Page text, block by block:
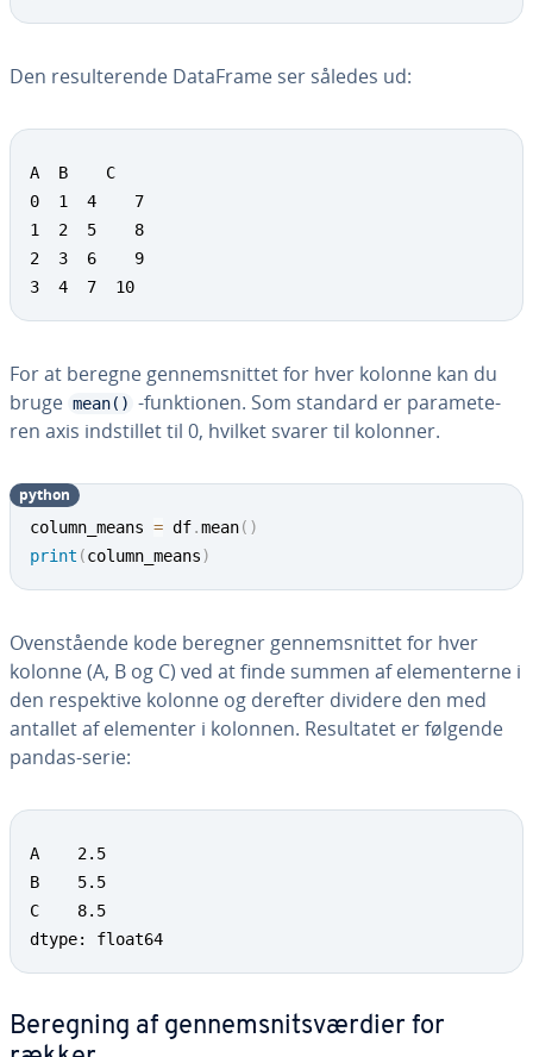
Den re­sul­te­ren­de DataFrame ser således ud:
A  B    C
0  1  4    7
1  2  5    8
2  3  6    9
3  4  7  10
For at beregne gen­nem­snit­tet for hver kolonne kan du
bruge mean() -funk­tio­nen. Som standard er pa­ra­me­te­
ren axis indstil­let til 0, hvilket svarer til kolonner.
column_means = df.mean( )
print (column_means)
python
Oven­stå­en­de kode beregner gen­nem­snit­tet for hver
kolonne (A, B og C) ved at finde summen af ele­men­ter­ne i
den respek­ti­ve kolonne og derefter dividere den med
antallet af elementer i kolonnen. Re­sul­ta­tet er følgende
pandas-serie:
A    2.5
B    5.5
C    8.5
dtype: float64
Beregning af gen­nem­snits­vær­di­er for